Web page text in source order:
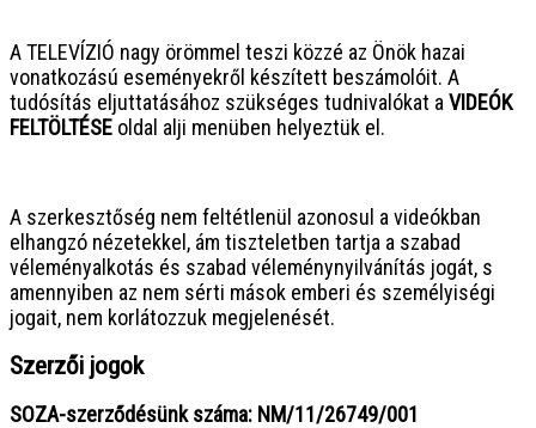
A TELEVÍZIÓ nagy örömmel teszi közzé az Önök hazai
vonatkozású eseményekről készített beszámolóit. A
tudósítás eljuttatásához szükséges tudnivalókat a VIDEÓK
FELTÖLTÉSE oldal alji menüben helyeztük el.
A szerkesztőség nem feltétlenül azonosul a videókban
elhangzó nézetekkel, ám tiszteletben tartja a szabad
véleményalkotás és szabad véleménynyilvánítás jogát, s
amennyiben az nem sérti mások emberi és személyiségi
jogait, nem korlátozzuk megjelenését.
Szerzői jogok
SOZA-szerződésünk száma: NM/11/26749/001